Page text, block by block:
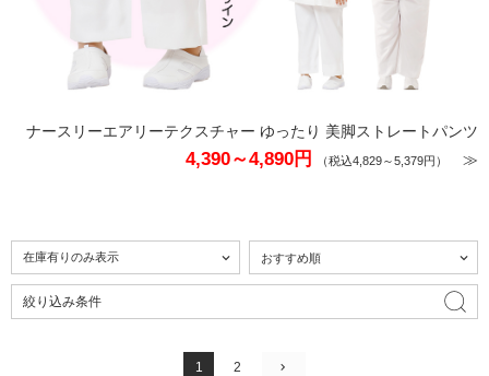
ナースリーエアリーテクスチャー ゆったり 美脚ストレートパンツ
4,390～4,890円 （税込4,829～5,379円） ≫
絞り込み条件
1 2